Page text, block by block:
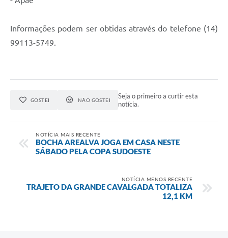
Informações podem ser obtidas através do telefone (14)
99113-5749.
GOSTEI NÃO GOSTEI
Seja o primeiro a curtir esta
notícia.
NOTÍCIA MAIS RECENTE
BOCHA AREALVA JOGA EM CASA NESTE
SÁBADO PELA COPA SUDOESTE
NOTÍCIA MENOS RECENTE
TRAJETO DA GRANDE CAVALGADA TOTALIZA
12,1 KM